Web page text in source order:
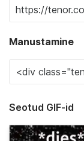
Manustamine
Seotud GIF-id